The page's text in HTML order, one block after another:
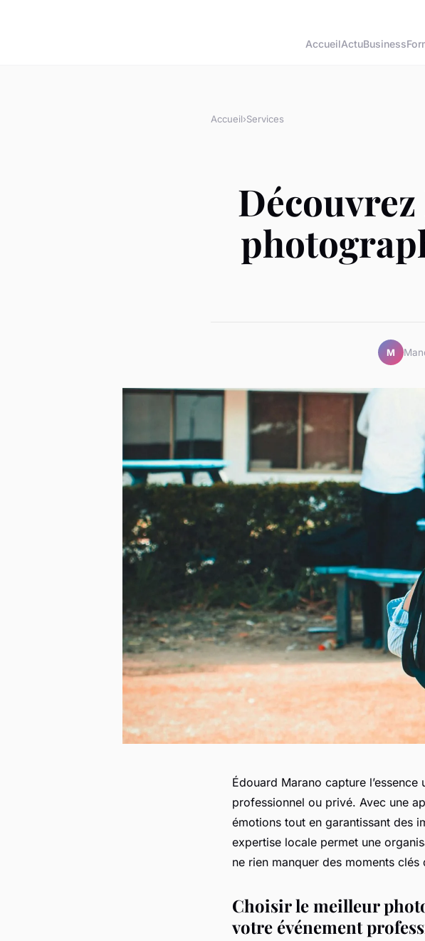
AccueilActuBusiness
Accueil›Services
M
Édouard Marano capture
professionnel ou privé. Avec une
émotions tout en garantissant des
expertise locale permet une
ne rien manquer des moments
Choisir le meilleur
votre événement